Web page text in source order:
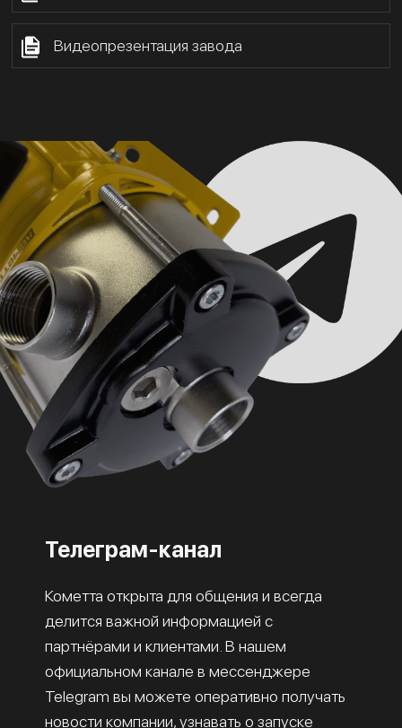
Видеопрезентация завода
Телеграм-канал
Кометта открыта для общения и всегда
делится важной информацией с
партнёрами и клиентами. В нашем
официальном канале в мессенджере
Telegram вы можете оперативно получать
новости компании, узнавать о запуске